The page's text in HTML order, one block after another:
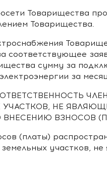
Товарищества
Товарищества.
соответствующее
сумму за
за
НЕ
ВНЕСЕНИЮ ВЗНОСОВ
(платы)
участков,